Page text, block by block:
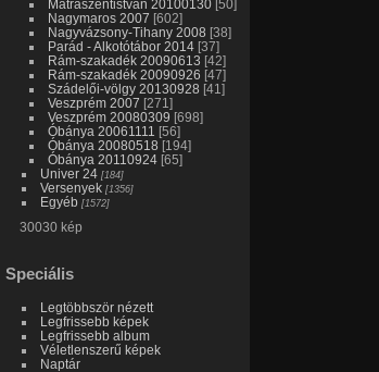
Mátraszentistván 20100130 [50]
Nagymaros 2007 [602]
Nagyvázsony-Tihany 2008 [38]
Parád - Alkotótábor 2014 [37]
Rám-szakadék 20090613 [42]
Rám-szakadék 20090926 [47]
Szádelői-völgy 20130928 [41]
Veszprém 2007 [271]
Veszprém 20080309 [698]
Óbánya 20061111 [56]
Óbánya 20080518 [194]
Óbánya 20110924 [65]
Univer 24 [184]
Versenyek [1356]
Egyéb [1572]
30030 kép
Speciális
Legtöbbször nézett
Legfrissebb képek
Legfrissebb album
Véletlenszerű képek
Naptár